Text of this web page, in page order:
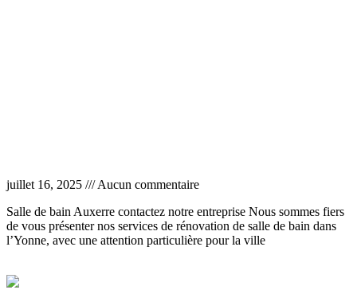
juillet 16, 2025
Aucun commentaire
Salle de bain Auxerre contactez notre entreprise Nous sommes fiers
de vous présenter nos services de rénovation de salle de bain dans
l’Yonne, avec une attention particulière pour la ville